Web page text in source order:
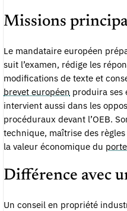
Missions
Le mandataire européen
suit l’examen, rédige les
modifications de texte et
brevet européen produira ses
intervient aussi dans les
procéduraux devant l’OEB.
technique, maîtrise des
la valeur économique du
Différence avec
Un conseil en propriété